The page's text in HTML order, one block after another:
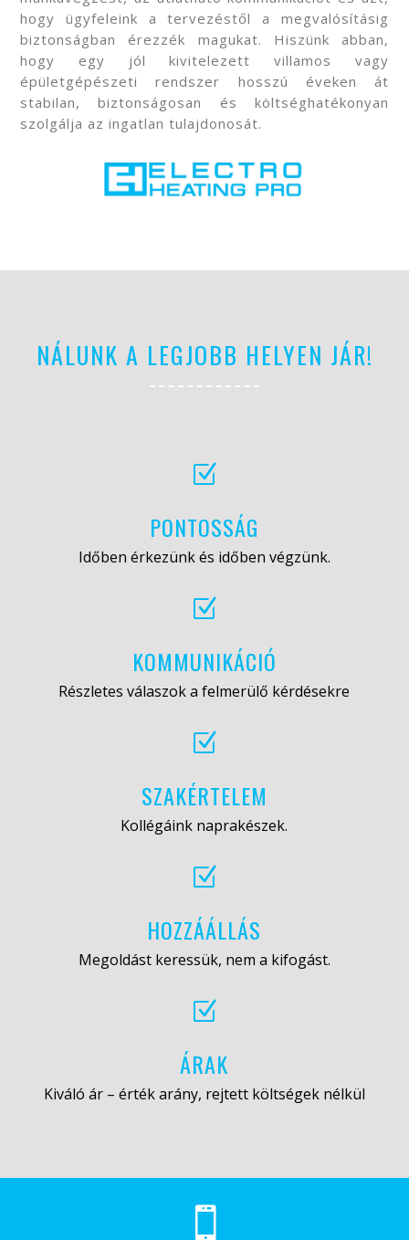
hogy ügyfeleink a tervezéstől a megvalósításig
biztonságban érezzék magukat. Hiszünk abban,
hogy egy jól kivitelezett villamos vagy
épületgépészeti rendszer hosszú éveken át
stabilan, biztonságosan és költséghatékonyan
szolgálja az ingatlan tulajdonosát.
NÁLUNK A LEGJOBB HELYEN JÁR!
Z
PONTOSSÁG
Időben érkezünk és időben végzünk.
Z
KOMMUNIKÁCIÓ
Részletes válaszok a felmerülő kérdésekre
Z
SZAKÉRTELEM
Kollégáink naprakészek.
Z
HOZZÁÁLLÁS
Megoldást keressük, nem a kifogást.
Z
ÁRAK
Kiváló ár – érték arány, rejtett költségek nélkül
